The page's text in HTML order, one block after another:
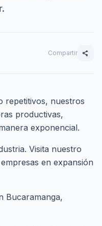
Compartir share
repetitivos, nuestros
productivas,
exponencial.
Visita nuestro
en expansión
Bucaramanga,